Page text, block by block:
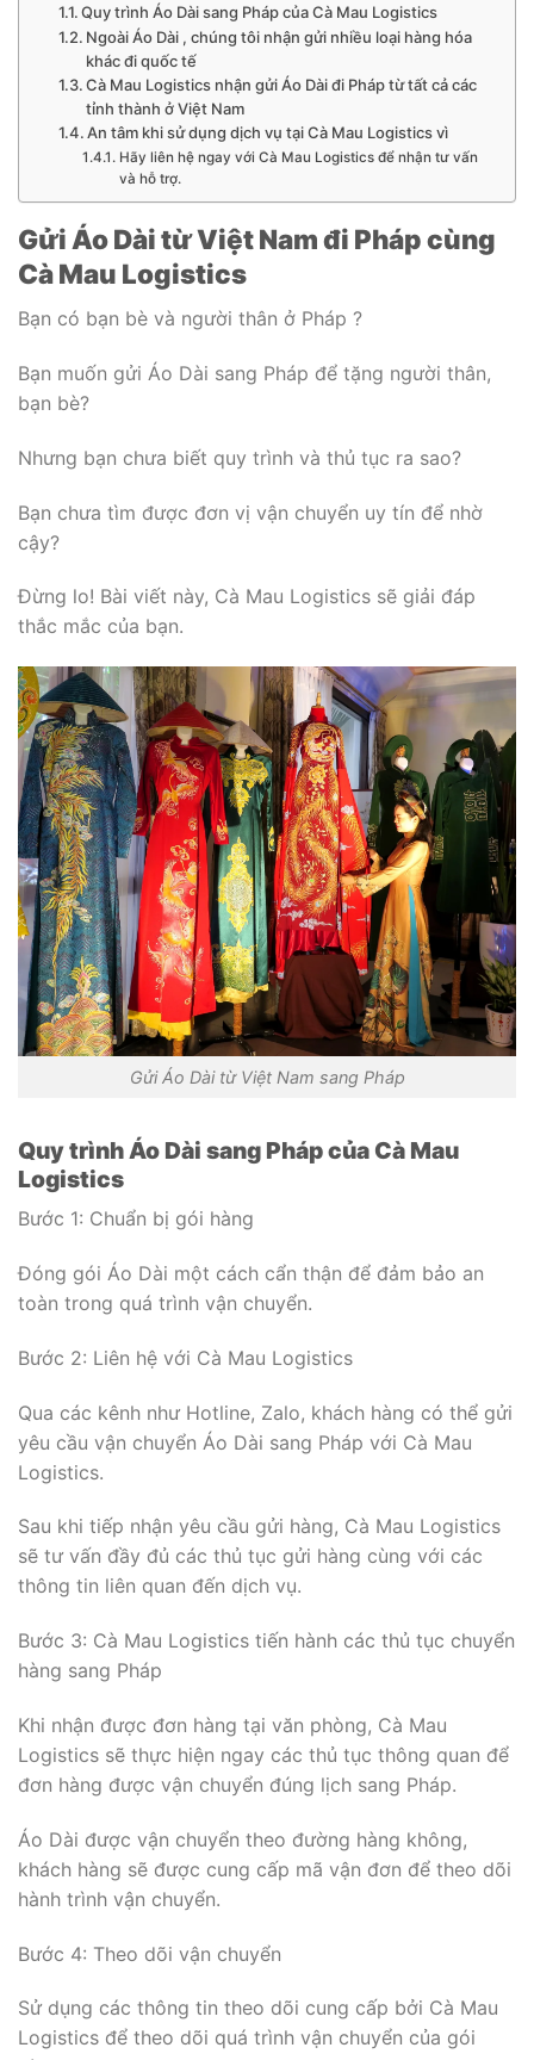
Quy trình Áo Dài sang Pháp của Cà Mau Logistics
Ngoài Áo Dài , chúng tôi nhận gửi nhiều loại hàng hóa
khác đi quốc tế
Cà Mau Logistics nhận gửi Áo Dài đi Pháp từ tất cả các
tỉnh thành ở Việt Nam
An tâm khi sử dụng dịch vụ tại Cà Mau Logistics vì
Hãy liên hệ ngay với Cà Mau Logistics để nhận tư vấn
và hỗ trợ.
Gửi Áo Dài từ Việt Nam đi Pháp cùng
Cà Mau Logistics
Bạn có bạn bè và người thân ở Pháp ?
Bạn muốn gửi Áo Dài sang Pháp để tặng người thân,
bạn bè?
Nhưng bạn chưa biết quy trình và thủ tục ra sao?
Bạn chưa tìm được đơn vị vận chuyển uy tín để nhờ
cậy?
Đừng lo! Bài viết này, Cà Mau Logistics sẽ giải đáp
thắc mắc của bạn.
Gửi Áo Dài từ Việt Nam sang Pháp
Quy trình Áo Dài sang Pháp của Cà Mau
Logistics
Bước 1: Chuẩn bị gói hàng
Đóng gói Áo Dài một cách cẩn thận để đảm bảo an
toàn trong quá trình vận chuyển.
Bước 2: Liên hệ với Cà Mau Logistics
Qua các kênh như Hotline, Zalo, khách hàng có thể gửi
yêu cầu vận chuyển Áo Dài sang Pháp với Cà Mau
Logistics.
Sau khi tiếp nhận yêu cầu gửi hàng, Cà Mau Logistics
sẽ tư vấn đầy đủ các thủ tục gửi hàng cùng với các
thông tin liên quan đến dịch vụ.
Bước 3: Cà Mau Logistics tiến hành các thủ tục chuyển
hàng sang Pháp
Khi nhận được đơn hàng tại văn phòng, Cà Mau
Logistics sẽ thực hiện ngay các thủ tục thông quan để
đơn hàng được vận chuyển đúng lịch sang Pháp.
Áo Dài được vận chuyển theo đường hàng không,
khách hàng sẽ được cung cấp mã vận đơn để theo dõi
hành trình vận chuyển.
Bước 4: Theo dõi vận chuyển
Sử dụng các thông tin theo dõi cung cấp bởi Cà Mau
Logistics để theo dõi quá trình vận chuyển của gói